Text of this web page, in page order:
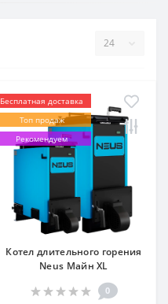
Бесплатная доставка
Топ продаж
Рекомендуем
Котел длительного горения
Neus Майн XL
0